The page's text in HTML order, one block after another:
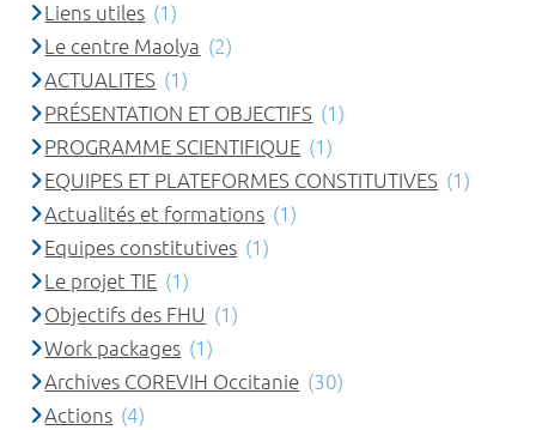
Liens utiles (1)
Le centre Maolya (2)
ACTUALITES (1)
PRÉSENTATION ET OBJECTIFS (1)
PROGRAMME SCIENTIFIQUE (1)
EQUIPES ET PLATEFORMES CONSTITUTIVES (1)
Actualités et formations (1)
Equipes constitutives (1)
Le projet TIE (1)
Objectifs des FHU (1)
Work packages (1)
Archives COREVIH Occitanie (30)
Actions (4)